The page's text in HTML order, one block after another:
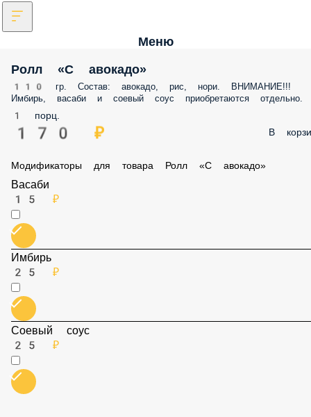
Меню
Ролл «С авокадо»
110 гр. Состав: авокадо, рис, нори. ВНИМАНИЕ!!!
Имбирь, васаби и соевый соус приобретаются отдельно.
1 порц.
170 ₽ В
Модификаторы для товара Ролл «С авокадо»
Васаби
15 ₽
Имбирь
25 ₽
Соевый соус
25 ₽